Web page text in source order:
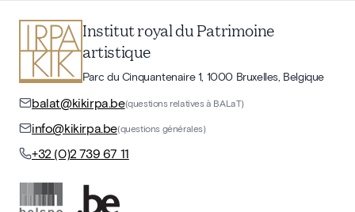
Institut royal du Patrimoine
artistique
Parc du Cinquantenaire 1, 1000 Bruxelles, Belgique
balat@kikirpa.be(questions relatives à BALaT)
info@kikirpa.be(questions générales)
+32 (0)2 739 67 11